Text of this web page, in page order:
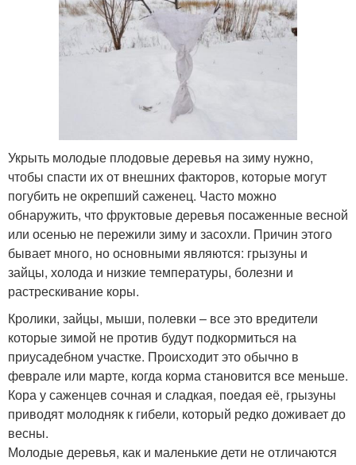
Укрыть молодые плодовые деревья на зиму нужно,
чтобы спасти их от внешних факторов, которые могут
погубить не окрепший саженец. Часто можно
обнаружить, что фруктовые деревья посаженные весной
или осенью не пережили зиму и засохли. Причин этого
бывает много, но основными являются: грызуны и
зайцы, холода и низкие температуры, болезни и
растрескивание коры.
Кролики, зайцы, мыши, полевки – все это вредители
которые зимой не против будут подкормиться на
приусадебном участке. Происходит это обычно в
феврале или марте, когда корма становится все меньше.
Кора у саженцев сочная и сладкая, поедая её, грызуны
приводят молодняк к гибели, который редко доживает до
весны.
Молодые деревья, как и маленькие дети не отличаются